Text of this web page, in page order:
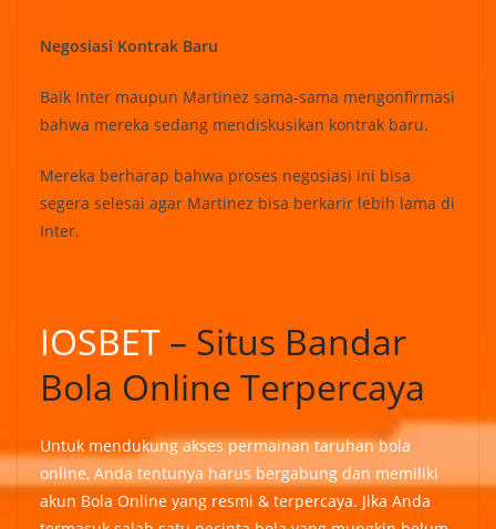
Negosiasi Kontrak Baru
Baik Inter maupun Martinez sama-sama mengonfirmasi
bahwa mereka sedang mendiskusikan kontrak baru.
Mereka berharap bahwa proses negosiasi ini bisa
segera selesai agar Martinez bisa berkarir lebih lama di
Inter.
IOSBET – Situs Bandar
Bola Online Terpercaya
Untuk mendukung akses permainan taruhan bola
online, Anda tentunya harus bergabung dan memiliki
akun Bola Online yang resmi & terpercaya. Jika Anda